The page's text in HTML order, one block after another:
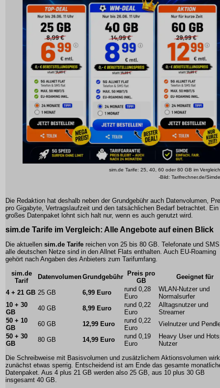
sim.de Tarife: 25, 40, 60 oder 80 GB im Vergleich
-Bild: Tarifrechner.de/Simde
Die Redaktion hat deshalb neben der Grundgebühr auch Datenvolumen,
pro Gigabyte, Vertragslaufzeit und den tatsächlichen Bedarf betrachtet. Ein
großes Datenpaket lohnt sich halt nur, wenn es auch genutzt wird.
sim.de Tarife im Vergleich: Alle Angebote auf einen Blick
Die aktuellen sim.de Tarife reichen von 25 bis 80 GB. Telefonate und
alle deutschen Netze sind in den Allnet Flats enthalten. Auch EU-Roaming
gehört nach Angaben des Anbieters zum Tarifumfang.
sim.de
Tarif
DatenvolumenGrundgebühr Preis pro
GB
Geeignet für
4 + 21 GB 25 GB 6,99 Euro
rund 0,28
Euro
WLAN-Nutzer und
Normalsurfer
10 + 30
GB
40 GB 8,99 Euro
rund 0,22
Euro
Alltagsnutzer und
Streamer
50 + 10
GB
60 GB 12,99 Euro
rund 0,22
Euro
Vielnutzer und
50 + 30
GB
80 GB 14,99 Euro
rund 0,19
Euro
Heavy User und
Nutzer
Die Schreibweise mit Basisvolumen und zusätzlichem Aktionsvolumen
zunächst etwas sperrig. Entscheidend ist am Ende das gesamte
Datenpaket. Aus 4 plus 21 GB werden also 25 GB, aus 10 plus 30 GB
insgesamt 40 GB.